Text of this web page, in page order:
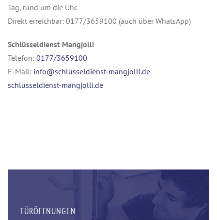
Tag, rund um die Uhr.
Direkt erreichbar: 0177/3659100 (auch über WhatsApp)
Schlüsseldienst Mangjolli
Telefon: 0177/3659100
E-Mail: info@schlüsseldienst-mangjolli.de
schlüsseldienst-mangjolli.de
TÜRÖFFNUNGEN